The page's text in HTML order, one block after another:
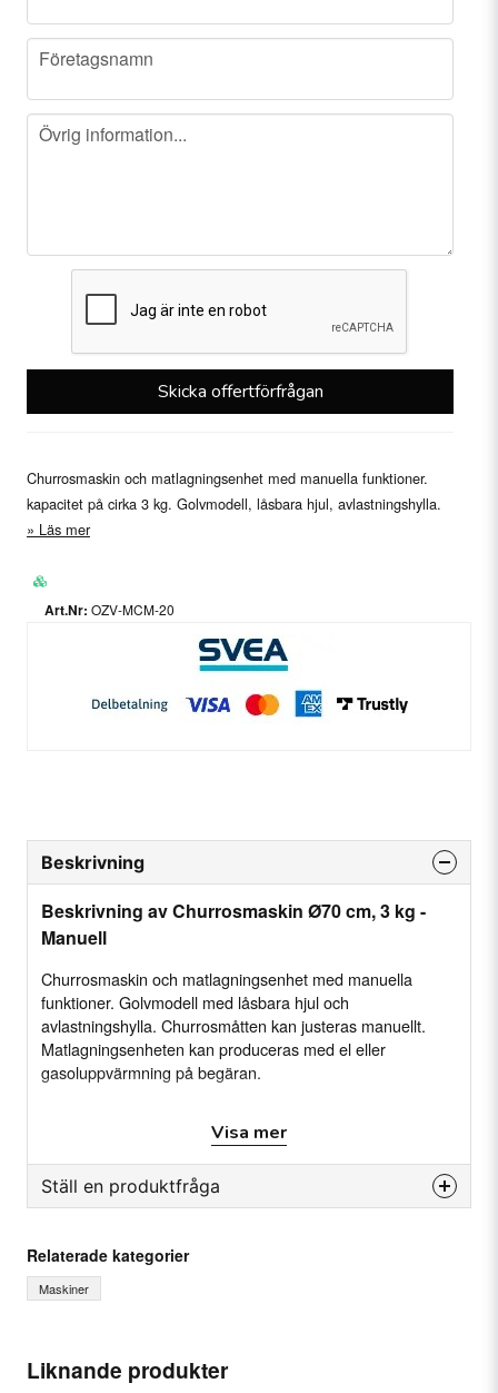
company
Företagsnamn
message
Övrig information...
Skicka offertförfrågan
Churrosmaskin och matlagningsenhet med manuella funktioner.
kapacitet på cirka 3 kg. Golvmodell, låsbara hjul, avlastningshylla.
Läs mer
OZV-MCM-20
Liknande produkter
Beskrivning
Beskrivning av Churrosmaskin Ø70 cm, 3 kg -
Manuell
Churrosmaskin och matlagningsenhet med manuella
funktioner. Golvmodell med låsbara hjul och
avlastningshylla. Churrosmåtten kan justeras manuellt.
Matlagningsenheten kan produceras med el eller
gasoluppvärmning på begäran.
Mått: (kokbänk) 100 x 90 x 85 cm
Kapacitet: ca 3 kg
Gryta: Ø70 cm
Visa mer
Ställ en produktfråga
Fråga oss något om denna produkten...
Ditt namn
Relaterade kategorier
Maskiner